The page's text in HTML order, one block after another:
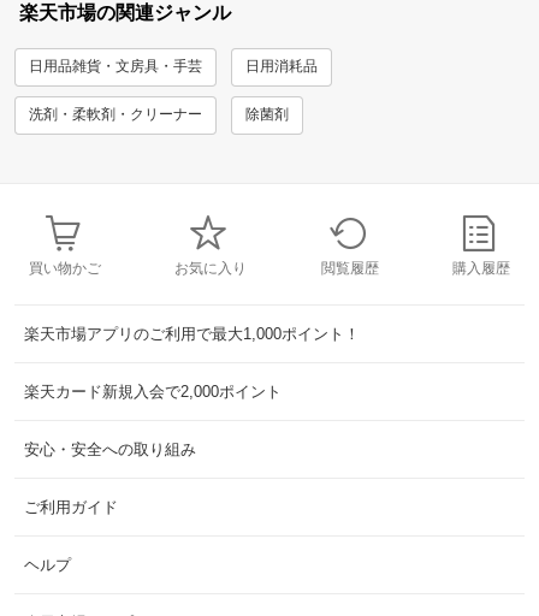
楽天市場の関連ジャンル
日用品雑貨・文房具・手芸 日用消耗品
洗剤・柔軟剤・クリーナー 除菌剤
買い物かご お気に入り 閲覧履歴 購入履歴
楽天市場アプリのご利用で最大1,000ポイント！
楽天カード新規入会で2,000ポイント
安心・安全への取り組み
ご利用ガイド
ヘルプ